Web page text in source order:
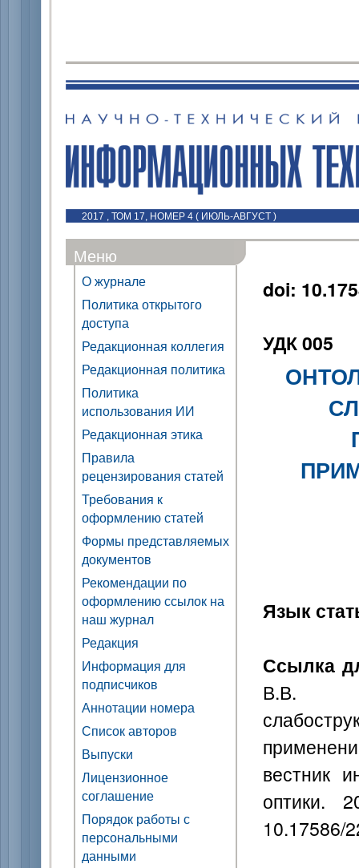
2017 , ТОМ 17, НОМЕР 4 ( ИЮЛЬ-АВГУСТ )
Меню
О журнале
Политика открытого
доступа
Редакционная коллегия
Редакционная политика
Политика
использования ИИ
Редакционная этика
Правила
рецензирования статей
Требования к
оформлению статей
Формы представляемых
документов
Рекомендации по
оформлению ссылок на
наш журнал
Редакция
Информация для
подписчиков
Аннотации номера
Список авторов
Выпуски
Лицензионное
соглашение
Порядок работы с
персональными
данными
doi:
УДК 005
Язык
Ссылка
В.В.
вестник
10.17586/